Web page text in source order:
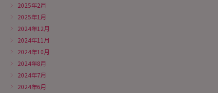
2025年2月
2025年1月
2024年12月
2024年11月
2024年10月
2024年8月
2024年7月
2024年6月